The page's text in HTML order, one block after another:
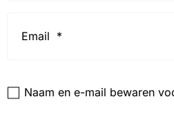
Naam en e-mail bewaren